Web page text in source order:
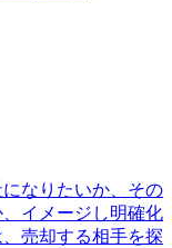
なりたいか、その
イメージし明確化
売却する相手を探